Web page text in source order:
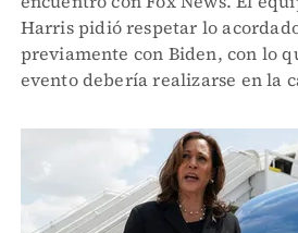
Harris pidió respetar lo
previamente con Biden, con lo
evento debería realizarse en la